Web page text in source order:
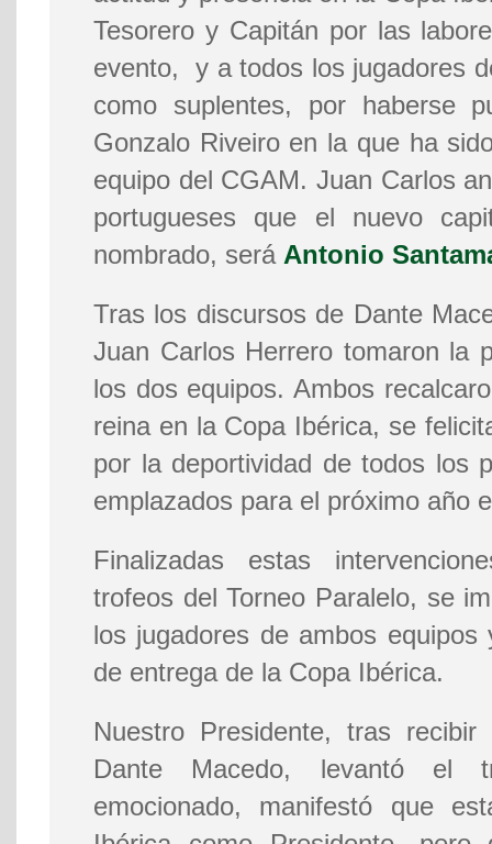
Tesorero y Capitán por las
evento, y a todos los jugadores
como suplentes, por haberse
Gonzalo Riveiro en la que ha
equipo del CGAM. Juan Carlos
portugueses que el nuevo
nombrado, será Antonio
Tras los discursos de Dante
Juan Carlos Herrero tomaron la
los dos equipos. Ambos
reina en la Copa Ibérica, se
por la deportividad de todos los
emplazados para el próximo año
Finalizadas estas
trofeos del Torneo Paralelo, se
los jugadores de ambos
de entrega de la Copa Ibérica.
Nuestro Presidente, tras
Dante Macedo, levantó el
emocionado, manifestó que